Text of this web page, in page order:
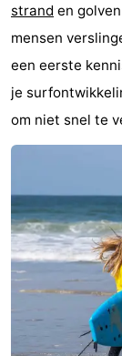
Schouwen-
Duiveland
-
Renesse
-
Brouwershaven
-
Zierikzee
-
Natuur
Oosterschelde
-
Burgh
Haamstede
-
Natuur
Walcheren
strand en
mensen
een eerste
je
om niet snel te